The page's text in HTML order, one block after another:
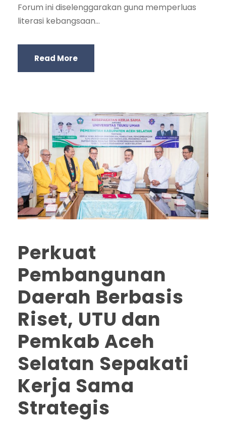
Forum ini diselenggarakan guna memperluas
literasi kebangsaan...
Read More
Perkuat
Pembangunan
Daerah Berbasis
Riset, UTU dan
Pemkab Aceh
Selatan Sepakati
Kerja Sama
Strategis